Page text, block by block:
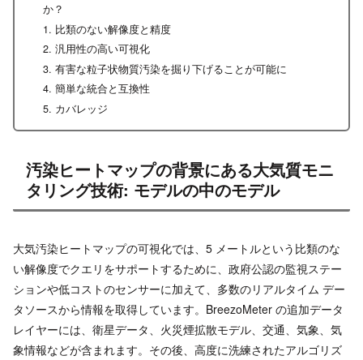
か？
比類のない解像度と精度
汎用性の高い可視化
有害な粒子状物質汚染を掘り下げることが可能に
簡単な統合と互換性
カバレッジ
汚染ヒートマップの背景にある大気質モニ
タリング技術: モデルの中のモデル
大気汚染ヒートマップの可視化では、5 メートルという比類のな
い解像度でクエリをサポートするために、政府公認の監視ステー
ションや低コストのセンサーに加えて、多数のリアルタイム デー
タソースから情報を取得しています。BreezoMeter の追加データ
レイヤーには、衛星データ、火災煙拡散モデル、交通、気象、気
象情報などが含まれます。その後、高度に洗練されたアルゴリズ